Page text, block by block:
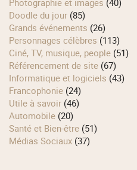
Photographie et images (40)
Doodle du jour (85)
Grands événements (26)
Personnages célèbres (113)
Ciné, TV, musique, people (51)
Référencement de site (67)
Informatique et logiciels (43)
Francophonie (24)
Utile à savoir (46)
Automobile (20)
Santé et Bien-être (51)
Médias Sociaux (37)